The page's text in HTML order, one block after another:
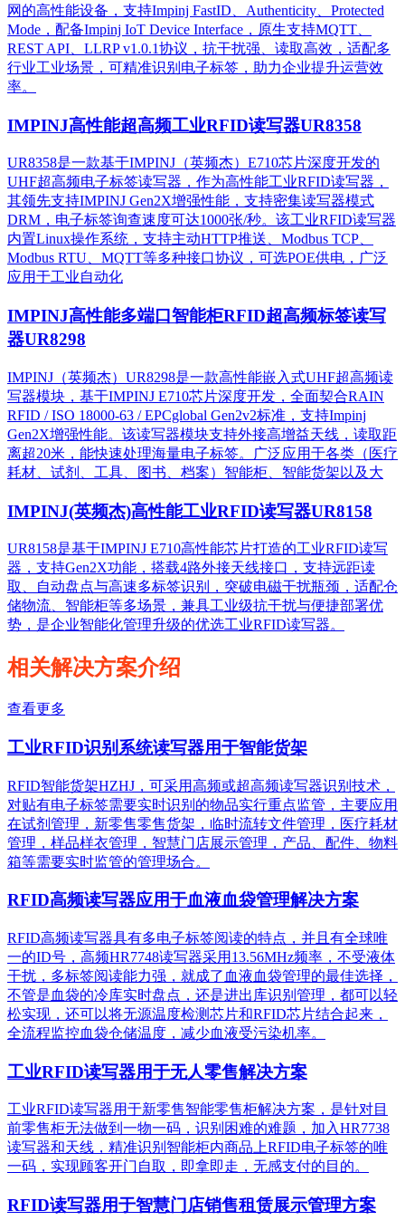
网的高性能设备，支持Impinj FastID、Authenticity、Protected
Mode，配备Impinj IoT Device Interface，原生支持MQTT、
REST API、LLRP v1.0.1协议，抗干扰强、读取高效，适配多
行业工业场景，可精准识别电子标签，助力企业提升运营效
率。
IMPINJ高性能超高频工业RFID读写器UR8358
UR8358是一款基于IMPINJ（英频杰）E710芯片深度开发的
UHF超高频电子标签读写器，作为高性能工业RFID读写器，
其领先支持IMPINJ Gen2X增强性能，支持密集读写器模式
DRM，电子标签询查速度可达1000张/秒。该工业RFID读写器
内置Linux操作系统，支持主动HTTP推送、Modbus TCP、
Modbus RTU、MQTT等多种接口协议，可选POE供电，广泛
应用于工业自动化
IMPINJ高性能多端口智能柜RFID超高频标签读写
器UR8298
IMPINJ（英频杰）UR8298是一款高性能嵌入式UHF超高频读
写器模块，基于IMPINJ E710芯片深度开发，全面契合RAIN
RFID / ISO 18000-63 / EPCglobal Gen2v2标准，支持Impinj
Gen2X增强性能。该读写器模块支持外接高增益天线，读取距
离超20米，能快速处理海量电子标签。广泛应用于各类（医疗
耗材、试剂、工具、图书、档案）智能柜、智能货架以及大
IMPINJ(英频杰)高性能工业RFID读写器UR8158
UR8158是基于IMPINJ E710高性能芯片打造的工业RFID读写
器，支持Gen2X功能，搭载4路外接天线接口，支持远距读
取、自动盘点与高速多标签识别，突破电磁干扰瓶颈，适配仓
储物流、智能柜等多场景，兼具工业级抗干扰与便捷部署优
势，是企业智能化管理升级的优选工业RFID读写器。
相关解决方案介绍
查看更多
工业RFID识别系统读写器用于智能货架
RFID智能货架HZHJ，可采用高频或超高频读写器识别技术，
对贴有电子标签需要实时识别的物品实行重点监管，主要应用
在试剂管理，新零售零售货架，临时流转文件管理，医疗耗材
管理，样品样衣管理，智慧门店展示管理，产品、配件、物料
箱等需要实时监管的管理场合。
RFID高频读写器应用于血液血袋管理解决方案
RFID高频读写器具有多电子标签阅读的特点，并且有全球唯
一的ID号，高频HR7748读写器采用13.56MHz频率，不受液体
干扰，多标签阅读能力强，就成了血液血袋管理的最佳选择，
不管是血袋的冷库实时盘点，还是进出库识别管理，都可以轻
松实现，还可以将无源温度检测芯片和RFID芯片结合起来，
全流程监控血袋仓储温度，减少血液受污染机率。
工业RFID读写器用于无人零售解决方案
工业RFID读写器用于新零售智能零售柜解决方案，是针对目
前零售柜无法做到一物一码，识别困难的难题，加入HR7738
读写器和天线，精准识别​智能柜内商品上RFID电子标签的唯
一码，实现顾客开门自取，即拿即走，无感支付的目的。
RFID读写器用于智慧门店销售租赁展示管理方案